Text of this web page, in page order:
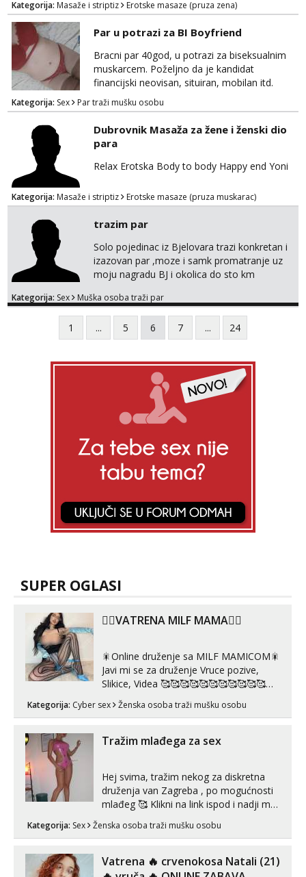
happy endom..ostali..imate moj mail za info
maserkasplit96@gmail.com ili pošaljite upit na
WhatsApp 0958296578 (neki od vas salju
poruke u 2 ujutro ili kasnije🤦🏼‍♀️ali nećete
dobiti odgovor u to vrime vec 9 do 21) odno...
Kategorija: Masaže i striptiz Erotske masaze (pruza zena)
Par u potrazi za BI Boyfriend
Bracni par 40god, u potrazi za biseksualnim
muskarcem. Poželjno da je kandidat
financijski neovisan, situiran, mobilan itd.
Pozeljna slika pri javljanju i kratak opis
Kategorija: Sex Par traži mušku osobu
Dubrovnik Masaža za žene i ženski dio
para
Relax Erotska Body to body Happy end Yoni
Kategorija: Masaže i striptiz Erotske masaze (pruza muskarac)
trazim par
Solo pojedinac iz Bjelovara trazi konkretan i
izazovan par ,moze i samk promatranje uz
moju nagradu BJ i okolica do sto km
Kategorija: Sex Muška osoba traži par
1 ... 5 6 7 ... 24
SUPER OGLASI
❤️‍🔥VATRENA MILF MAMA❤️‍🔥
🎇Online druženje sa MILF MAMICOM🎇
Javi mi se za druženje Vruce pozive,
Slikice, Videa 🥰🥰🥰🥰🥰🥰🥰🥰🥰🥰🥰🥰
🥰 Solo ili sa partnerom ili kolegicama
Javi mi se porukom WhatsApp ili
Telegram 👉@enafriedrichkis 🤬NE
RADIM SASTANKE I DRUZENJA UZIVO
Kategorija: Cyber sex Ženska osoba traži mušku osobu
Tražim mlađega za sex
Hej svima, tražim nekog za diskretna
druženja van Zagreba , po mogućnosti
mlađeg 🥰 Klikni na link ispod i nadji me
Kategorija: Sex Ženska osoba traži mušku osobu
Vatrena ‎️‍🔥 crvenokosa Natali (21)